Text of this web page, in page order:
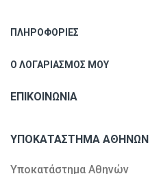
ΠΛΗΡΟΦΟΡΊΕΣ
Ο ΛΟΓΑΡΙΑΣΜΌΣ ΜΟΥ
ΕΠΙΚΟΙΝΩΝΊΑ
ΥΠΟΚΑΤΆΣΤΗΜΑ ΑΘΗΝΏΝ
Υποκατάστημα Αθηνών